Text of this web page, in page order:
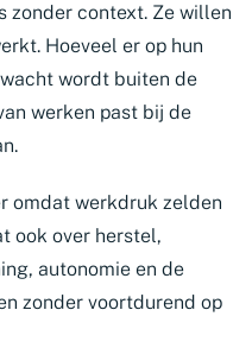
zonder context. Ze willen
Hoeveel er op hun
wordt buiten de
werken past bij de
omdat werkdruk zelden
ook over herstel,
autonomie en de
zonder voortdurend op